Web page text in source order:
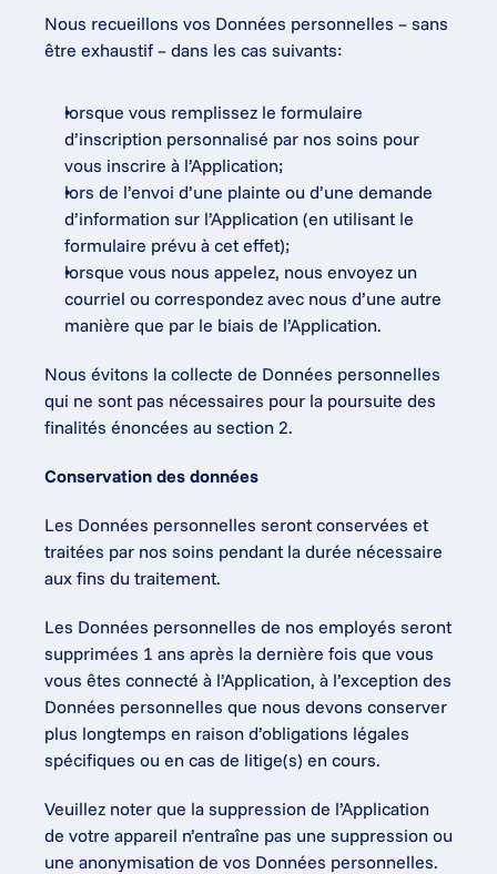
Nous recueillons vos Données personnelles – sans
être exhaustif – dans les cas suivants:
lorsque vous remplissez le formulaire
d’inscription personnalisé par nos soins pour
vous inscrire à l’Application;
lors de l’envoi d’une plainte ou d’une demande
d’information sur l’Application (en utilisant le
formulaire prévu à cet effet);
lorsque vous nous appelez, nous envoyez un
courriel ou correspondez avec nous d’une autre
manière que par le biais de l’Application.
Nous évitons la collecte de Données personnelles
qui ne sont pas nécessaires pour la poursuite des
finalités énoncées au section 2.
Conservation des données
Les Données personnelles seront conservées et
traitées par nos soins pendant la durée nécessaire
aux fins du traitement.
Les Données personnelles de nos employés seront
supprimées 1 ans après la dernière fois que vous
vous êtes connecté à l’Application, à l’exception des
Données personnelles que nous devons conserver
plus longtemps en raison d’obligations légales
spécifiques ou en cas de litige(s) en cours.
Veuillez noter que la suppression de l’Application
de votre appareil n’entraîne pas une suppression ou
une anonymisation de vos Données personnelles.